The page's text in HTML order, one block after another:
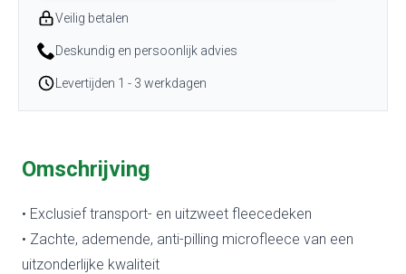
Veilig betalen
Deskundig en persoonlijk advies
Levertijden 1 - 3 werkdagen
Omschrijving
• Exclusief transport- en uitzweet fleecedeken
• Zachte, ademende, anti-pilling microfleece van een
uitzonderlijke kwaliteit